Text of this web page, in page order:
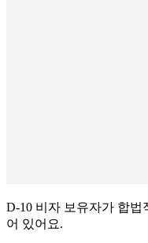
D-10 비자 보유자가 합법
어 있어요.